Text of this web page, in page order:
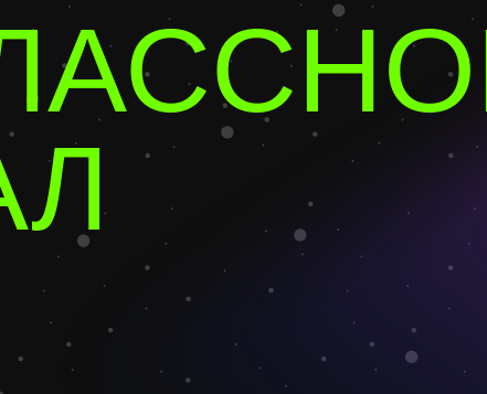
КРУТЫЕ
УЖЕ
«рыба». создаем бренд-медиа
рекламу, обучаем авторов
vk, рбк, авито, топовые банки.